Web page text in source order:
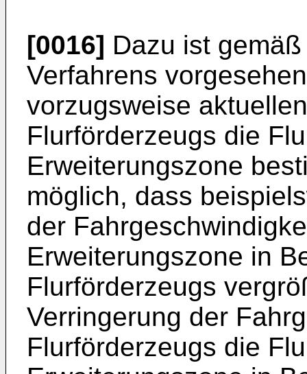
[0016] Dazu ist
Verfahrens
vorzugsweise
Flurförderzeugs die
Erweiterungszone
möglich, dass
der
Erweiterungszone in
Flurförderzeugs
Verringerung der
Flurförderzeugs die